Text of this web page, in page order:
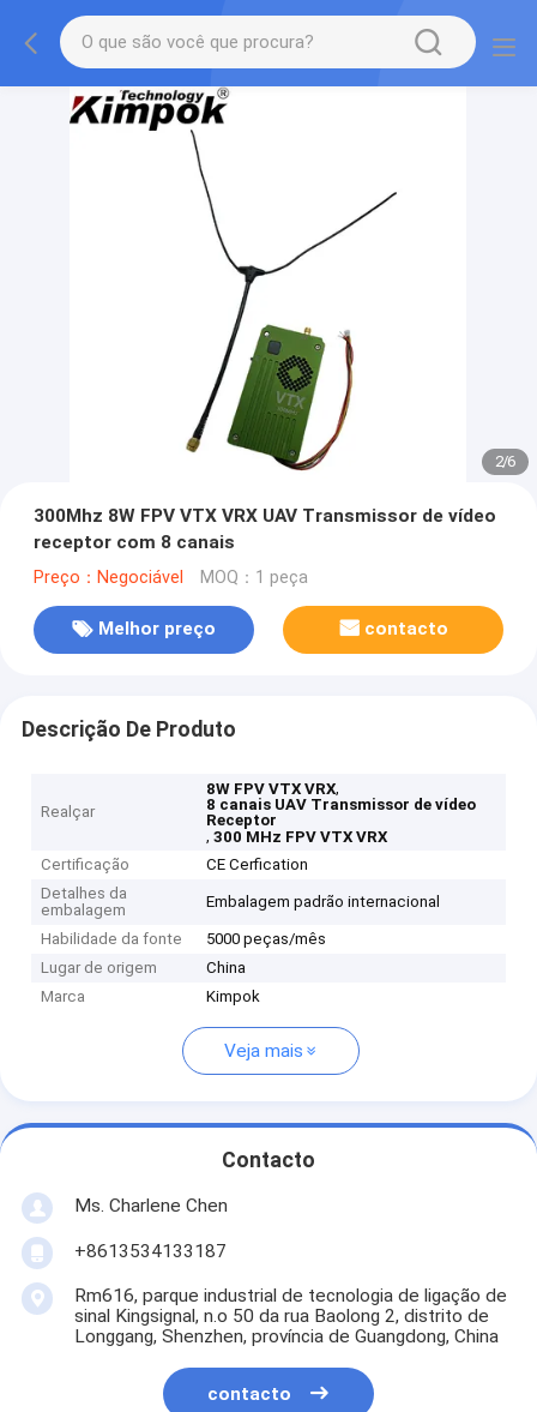
2/6
300Mhz 8W FPV VTX VRX UAV Transmissor de vídeo
receptor com 8 canais
Preço：Negociável MOQ：1 peça
Melhor preço contacto
Descrição De Produto
Realçar
8W FPV VTX VRX,
8 canais UAV Transmissor de vídeo
Receptor
,300 MHz FPV VTX VRX
Certificação
CE Cerfication
Detalhes da
embalagem
Embalagem padrão internacional
Habilidade da fonte
5000 peças/mês
Lugar de origem
China
Marca
Kimpok
Veja mais
Contacto
Ms. Charlene Chen
+8613534133187
Rm616, parque industrial de tecnologia de ligação de
sinal Kingsignal, n.o 50 da rua Baolong 2, distrito de
Longgang, Shenzhen, província de Guangdong, China
contacto